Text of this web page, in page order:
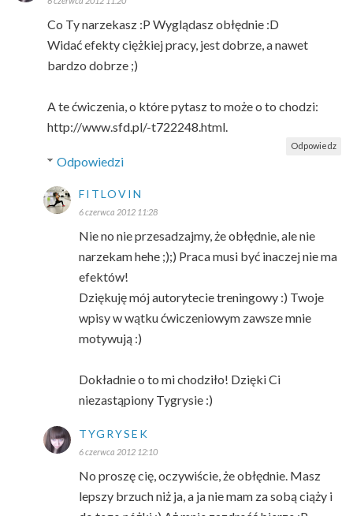
Co Ty narzekasz :P Wyglądasz obłędnie :D
Widać efekty ciężkiej pracy, jest dobrze, a nawet
bardzo dobrze ;)
A te ćwiczenia, o które pytasz to może o to chodzi:
http://www.sfd.pl/-t722248.html.
Odpowiedz
Odpowiedzi
FITLOVIN
6 czerwca 2012 11:28
Nie no nie przesadzajmy, że obłędnie, ale nie
narzekam hehe ;);) Praca musi być inaczej nie ma
efektów!
Dziękuję mój autorytecie treningowy :) Twoje
wpisy w wątku ćwiczeniowym zawsze mnie
motywują :)
Dokładnie o to mi chodziło! Dzięki Ci
niezastąpiony Tygrysie :)
TYGRYSEK
6 czerwca 2012 12:10
No proszę cię, oczywiście, że obłędnie. Masz
lepszy brzuch niż ja, a ja nie mam za sobą ciąży i